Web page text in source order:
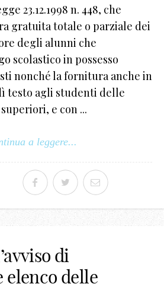
23.12.1998 n. 448, che
gratuita totale o parziale dei
degli alunni che
scolastico in possesso
nonché la fornitura anche in
testo agli studenti delle
e con ...
a leggere...
di
elenco delle